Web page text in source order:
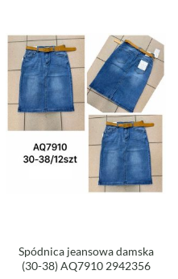
Spódnica jeansowa damska
(30-38) AQ7910 2942356